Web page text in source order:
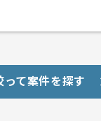
って案件を探す